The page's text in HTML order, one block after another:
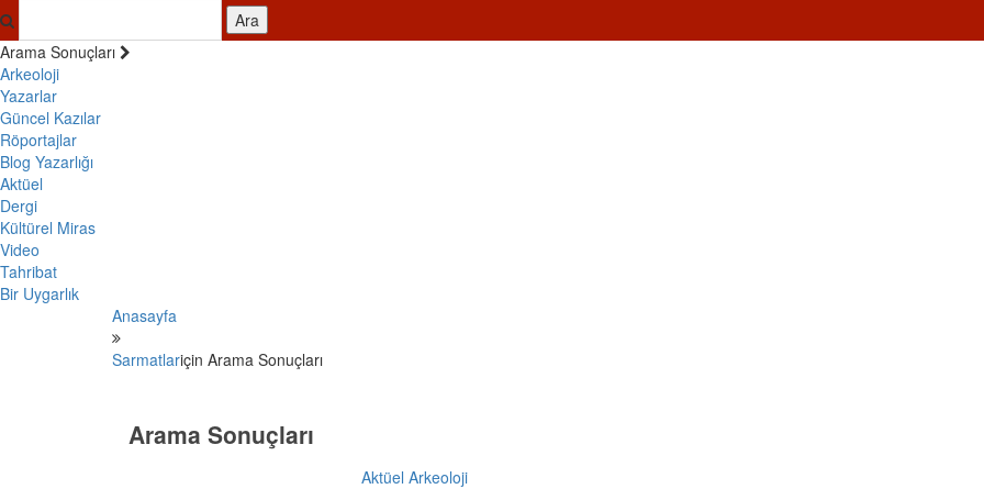
Ara
Arama Sonuçları
Arkeoloji
Yazarlar
Güncel Kazılar
Röportajlar
Blog Yazarlığı
Aktüel
Dergi
Kültürel Miras
Video
Tahribat
Bir Uygarlık
Anasayfa
Sarmatlariçin Arama Sonuçları
Arama Sonuçları
Aktüel Arkeoloji